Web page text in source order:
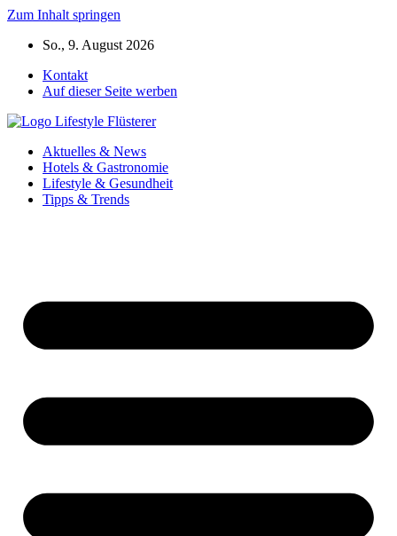
Zum Inhalt springen
So., 9. August 2026
Kontakt
Auf dieser Seite werben
Aktuelles & News
Hotels & Gastronomie
Lifestyle & Gesundheit
Tipps & Trends